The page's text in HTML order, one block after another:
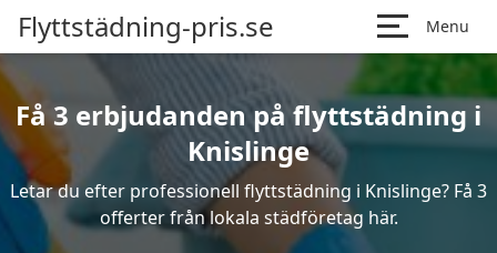
Flyttstädning-pris.se Menu
Få 3 erbjudanden på flyttstädning i
Knislinge
Letar du efter professionell flyttstädning i Knislinge? Få 3
offerter från lokala städföretag här.